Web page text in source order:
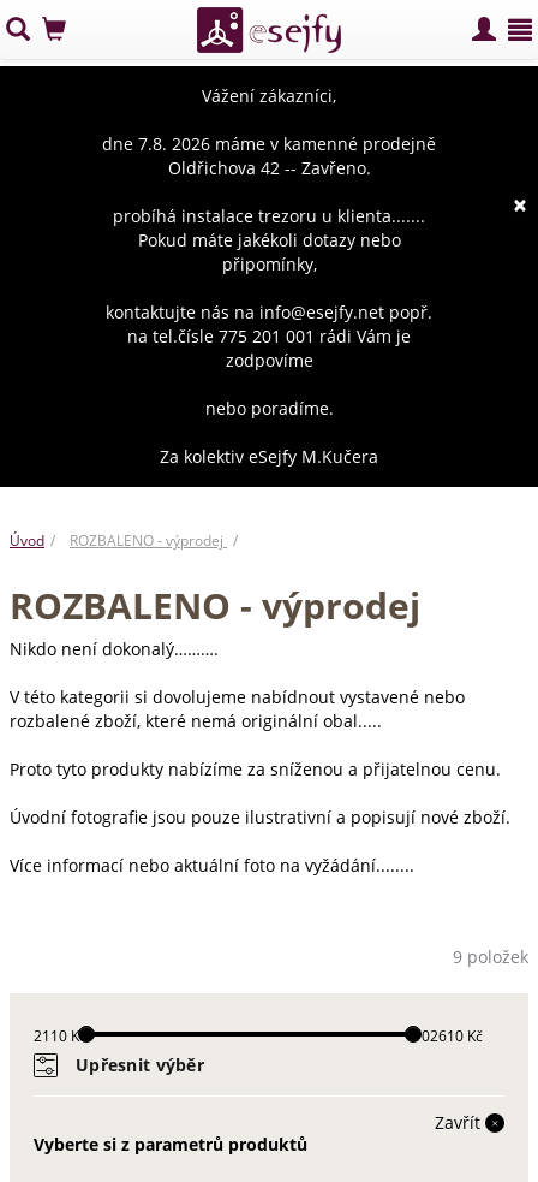
×
Vážení zákazníci,
dne 7.8. 2026 máme v kamenné prodejně
Oldřichova 42 -- Zavřeno.
probíhá instalace trezoru u klienta.......
Pokud máte jakékoli dotazy nebo
připomínky,
kontaktujte nás na info@esejfy.net popř.
na tel.čísle 775 201 001 rádi Vám je
zodpovíme
nebo poradíme.
Za kolektiv eSejfy M.Kučera
Úvod ROZBALENO - výprodej
ROZBALENO - výprodej
Nikdo není dokonalý……….
V této kategorii si dovolujeme nabídnout vystavené nebo
rozbalené zboží, které nemá originální obal.....
Proto tyto produkty nabízíme za sníženou a přijatelnou cenu.
Úvodní fotografie jsou pouze ilustrativní a popisují nové zboží.
Více informací nebo aktuální foto na vyžádání........
9 položek
Upřesnit výběr
2110 Kč 102610 Kč
Vyberte si z parametrů produktů
Zavřít